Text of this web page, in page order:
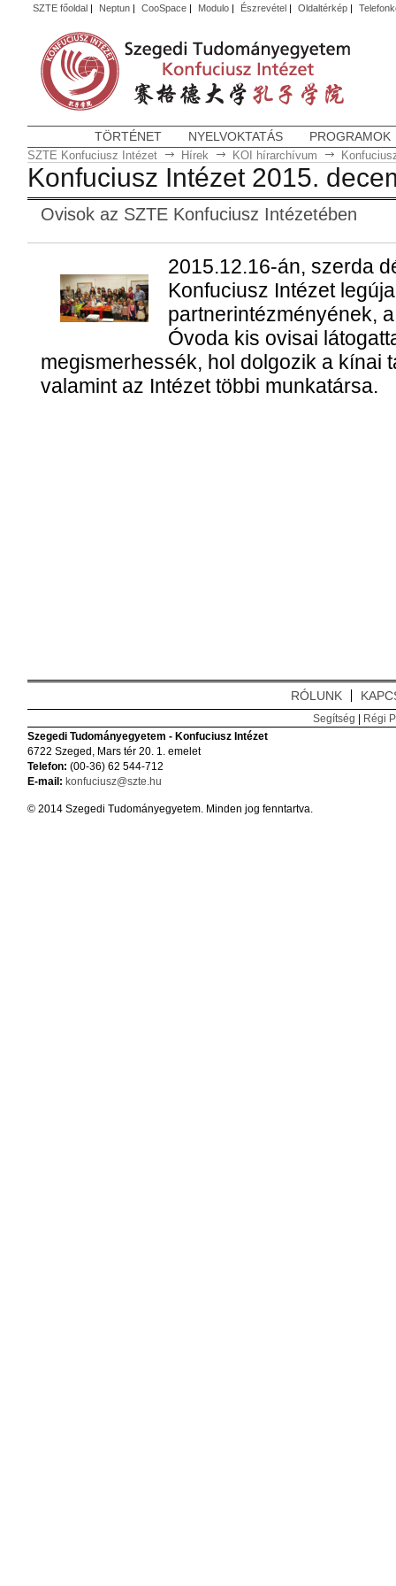
SZTE főoldal| Neptun| CooSpace| Modulo| Észrevétel| Oldaltérkép|
TÖRTÉNET NYELVOKTATÁS PROGRAMOK
SZTE Konfuciusz Intézet Hírek KOI hírarchívum
Konfuciusz Intézet 2015.
Ovisok az SZTE Konfuciusz Intézetében
2015.12.16-án, szerda
Konfuciusz Intézet
partnerintézményének,
Óvoda kis ovisai
megismerhessék, hol dolgozik a kínai
valamint az Intézet többi munkatársa.
RÓLUNK
Segítség Régi
Szegedi Tudományegyetem - Konfuciusz Intézet
6722 Szeged, Mars tér 20. 1. emelet
Telefon: (00-36) 62 544-712
E-mail: konfuciusz@szte.hu
© 2014 Szegedi Tudományegyetem. Minden jog fenntartva.